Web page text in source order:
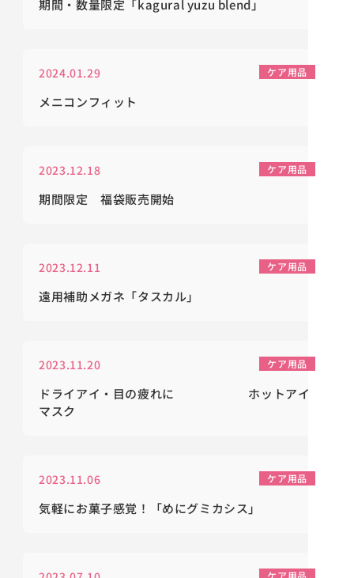
期間・数量限定「kagural yuzu blend」
2024.01.29 ケア用品
メニコンフィット
2023.12.18 ケア用品
期間限定 福袋販売開始
2023.12.11 ケア用品
遠用補助メガネ「タスカル」
2023.11.20 ケア用品
ドライアイ・目の疲れに ホットアイ
マスク
2023.11.06 ケア用品
気軽にお菓子感覚！「めにグミカシス」
ケア用品